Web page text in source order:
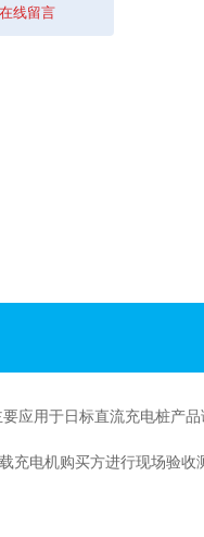
在线留言
应用于日标直流充电桩产
电机购买方进行现场验